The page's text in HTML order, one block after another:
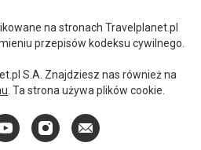
na stronach Travelplanet.pl
przepisów kodeksu cywilnego.
S.A. Znajdziesz nas również na
. Ta strona używa plików cookie.
YouTubeInstagram
E-